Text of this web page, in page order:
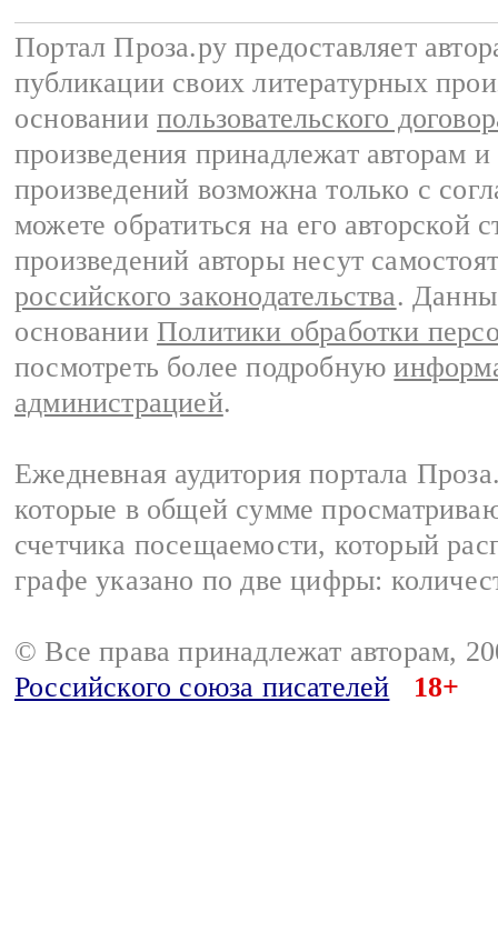
Портал Проза.ру предоставляет
публикации своих литературных
основании пользовательского
произведения принадлежат авторам
произведений возможна только с
можете обратиться на его авторской
произведений авторы несут
российского законодательства.
основании Политики обработки
посмотреть более подробную
администрацией.
Ежедневная аудитория портала
которые в общей сумме
счетчика посещаемости, который
графе указано по две цифры:
© Все права принадлежат авторам,
Российского союза писателей
18+